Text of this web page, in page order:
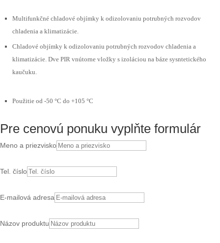
Multifunkčné chladové objímky k odizolovaniu potrubných rozvodov
chladenia a klimatizácie.
Chladové objímky k odizolovaniu potrubných rozvodov chladenia a
klimatizácie. Dve PIR vnútorne vložky s izoláciou na báze sysntetického
kaučuku.
Použitie od -50 °C do +105 °C
Pre cenovú ponuku vyplňte formulár
Meno a priezvisko
Tel. číslo
E-mailová adresa
Názov produktu